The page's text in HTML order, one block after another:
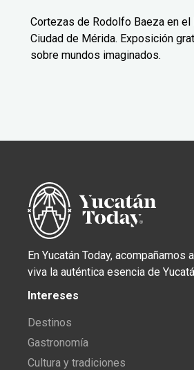
Cortezas de Rodolfo Baeza en
Ciudad de Mérida. Exposición
sobre mundos imaginados.
En Yucatán Today, acompañamos
viva la auténtica esencia de
Intereses
Destinos
Gastronomía
Cultura y tradiciones